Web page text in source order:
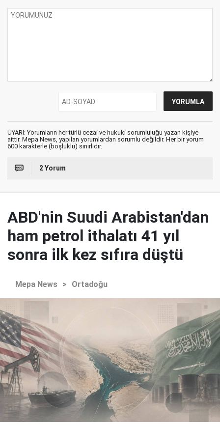
UYARI: Yorumların her türlü cezai ve hukuki sorumluluğu yazan kişiye
aittir. Mepa News, yapılan yorumlardan sorumlu değildir. Her bir yorum
600 karakterle (boşluklu) sınırlıdır.
2 Yorum
ABD'nin Suudi Arabistan'dan
ham petrol ithalatı 41 yıl
sonra ilk kez sıfıra düştü
Mepa News > Ortadoğu